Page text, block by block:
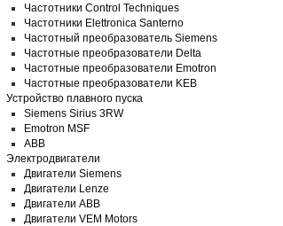
Частотники Control Techniques
Частотники Elettronica Santerno
Частотный преобразователь Siemens
Частотные преобразователи Delta
Частотные преобразователи Emotron
Частотные преобразователи KEB
Устройство плавного пуска
Siemens Sirius 3RW
Emotron MSF
ABB
Электродвигатели
Двигатели Siemens
Двигатели Lenze
Двигатели ABB
Двигатели VEM Motors